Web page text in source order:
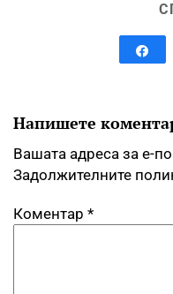
Напишете
Вашата адреса за е-
Задолжителните
Коментар *